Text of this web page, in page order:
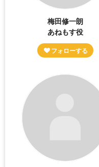
梅田修一朗
あねもす役